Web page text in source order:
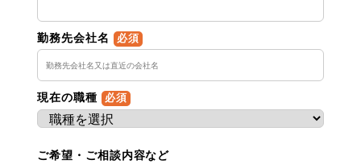
勤務先会社名 必須
現在の職種 必須
ご希望・ご相談内容など